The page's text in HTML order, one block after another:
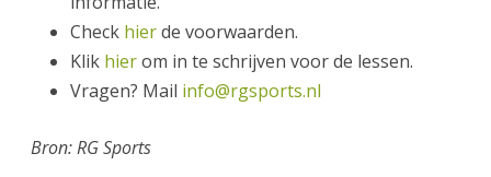
Check hierde voorwaarden.
Klik hierom in te schrijven voor de lessen.
Vragen? Mail info@rgsports.nl
Bron: RG Sports